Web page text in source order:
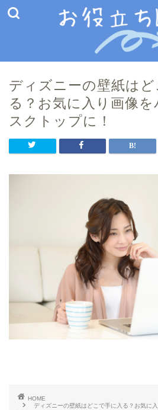
ディズニーの壁紙はど
る？お気に入り画像
スクトップに！
HOME
ディズニーの壁紙はどこで手に入る？お気に